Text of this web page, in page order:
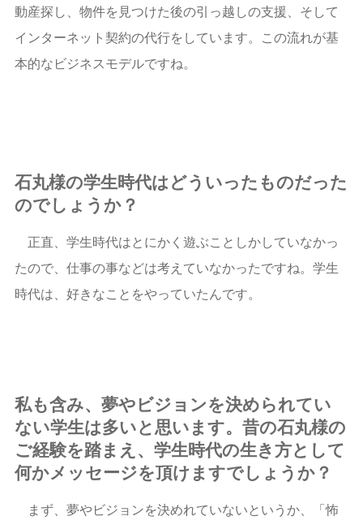
動産探し、物件を見つけた後の引っ越しの支援、そして
インターネット契約の代行をしています。この流れが基
本的なビジネスモデルですね。
石丸様の学生時代はどういったものだった
のでしょうか？
正直、学生時代はとにかく遊ぶことしかしていなかっ
たので、仕事の事などは考えていなかったですね。学生
時代は、好きなことをやっていたんです。
私も含み、夢やビジョンを決められてい
ない学生は多いと思います。昔の石丸様の
ご経験を踏まえ、学生時代の生き方として
何かメッセージを頂けますでしょうか？
まず、夢やビジョンを決めれていないというか、「怖